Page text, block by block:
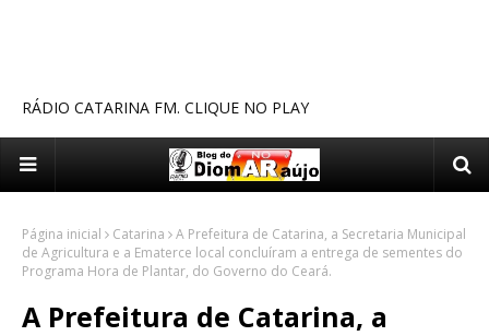
RÁDIO CATARINA FM. CLIQUE NO PLAY
Página inicial Catarina
A Prefeitura de Catarina, a Secretaria Municipal
de Agricultura e a Ematerce local concluíram a entrega de sementes do
Programa Hora de Plantar, do Governo do Ceará.
A Prefeitura de Catarina, a